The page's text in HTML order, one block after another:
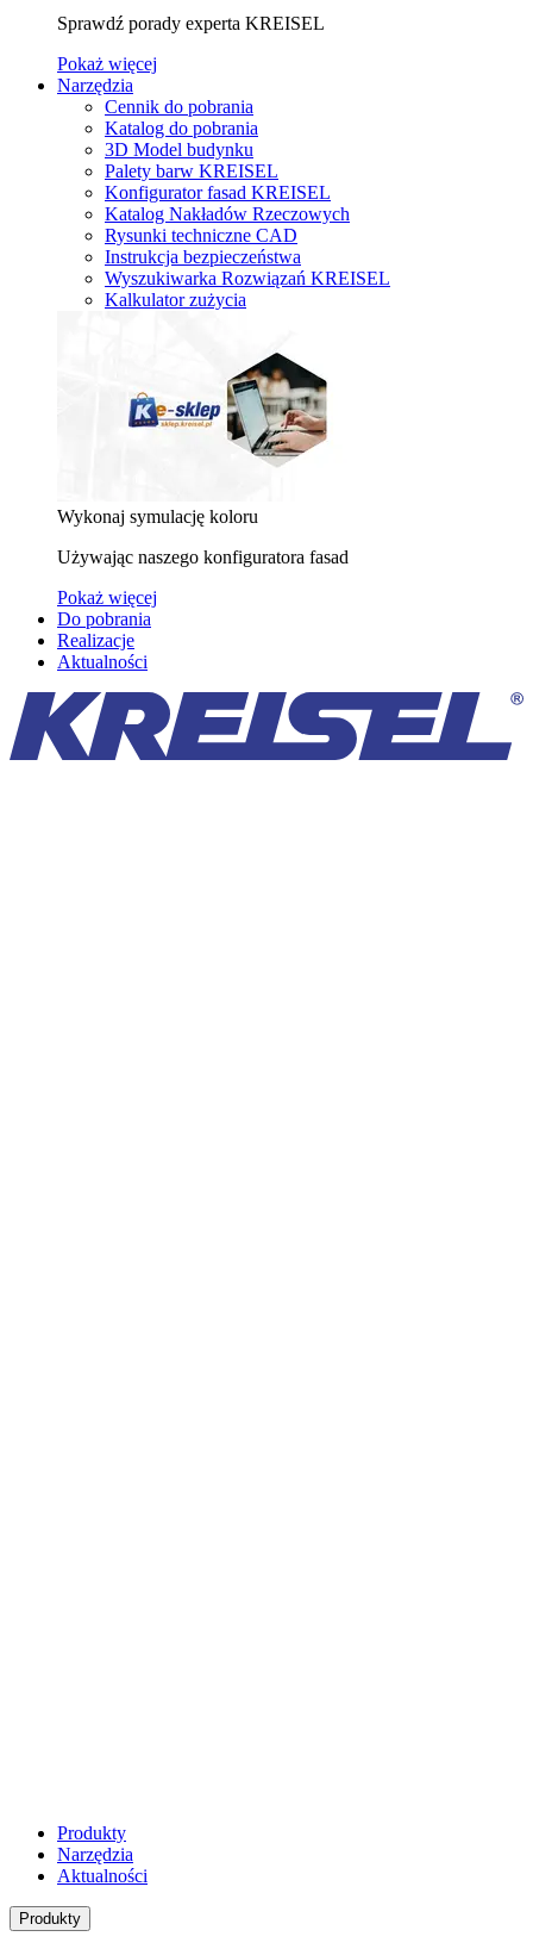
Sprawdź porady experta KREISEL
Pokaż więcej
Narzędzia
Cennik do pobrania
Katalog do pobrania
3D Model budynku
Palety barw KREISEL
Konfigurator fasad KREISEL
Katalog Nakładów Rzeczowych
Rysunki techniczne CAD
Instrukcja bezpieczeństwa
Wyszukiwarka Rozwiązań KREISEL
Kalkulator zużycia
Wykonaj symulację koloru
Używając naszego konfiguratora fasad
Pokaż więcej
Do pobrania
Realizacje
Aktualności
Produkty
Narzędzia
Aktualności
Produkty